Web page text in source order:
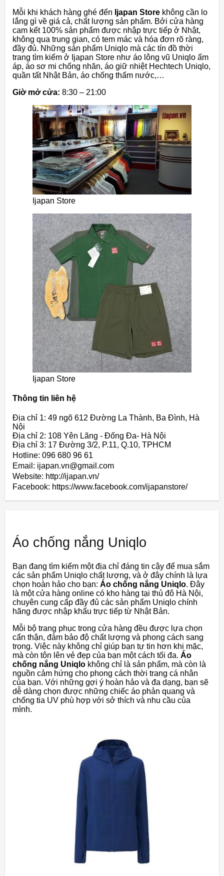
Mỗi khi khách hàng ghé đến Ijapan Store không cần lo
lắng gì về giá cả, chất lượng sản phẩm. Bởi cửa hàng
cam kết 100% sản phẩm được nhập trực tiếp ở Nhật,
không qua trung gian, có tem mác và hóa đơn rõ ràng,
đầy đủ. Những sản phẩm Uniqlo mà các tín đồ thời
trang tìm kiếm ở Ijapan Store như áo lông vũ Uniqlo ấm
áp, áo sơ mi chống nhăn, áo giữ nhiệt Hechtech Uniqlo,
quần tất Nhật Bản, áo chống thấm nước,…
Giờ mở cửa: 8:30 – 21:00
Ijapan Store
Ijapan Store
Thông tin liên hệ
Địa chỉ 1: 49 ngõ 612 Đường La Thành, Ba Đình, Hà
Nội
Địa chỉ 2: 108 Yên Lãng - Đống Đa- Hà Nội
Địa chỉ 3: 17 Đường 3/2, P.11, Q.10, TPHCM
Hotline: 096 680 96 61
Email: ijapan.vn@gmail.com
Website: http://ijapan.vn/
Facebook: https://www.facebook.com/ijapanstore/
Áo chống nắng Uniqlo
Bạn đang tìm kiếm một địa chỉ đáng tin cậy để mua sắm
các sản phẩm Uniqlo chất lượng, và ở đây chính là lựa
chọn hoàn hảo cho bạn: Áo chống nắng Uniqlo. Đây
là một cửa hàng online có kho hàng tại thủ đô Hà Nội,
chuyên cung cấp đầy đủ các sản phẩm Uniqlo chính
hãng được nhập khẩu trực tiếp từ Nhật Bản.
Mỗi bộ trang phục trong cửa hàng đều được lựa chọn
cẩn thận, đảm bảo độ chất lượng và phong cách sang
trọng. Việc này không chỉ giúp bạn tự tin hơn khi mặc,
mà còn tôn lên vẻ đẹp của bạn một cách tối đa. Áo
chống nắng Uniqlo không chỉ là sản phẩm, mà còn là
nguồn cảm hứng cho phong cách thời trang cá nhân
của bạn. Với những gợi ý hoàn hảo và đa dạng, bạn sẽ
dễ dàng chọn được những chiếc áo phản quang và
chống tia UV phù hợp với sở thích và nhu cầu của
mình.